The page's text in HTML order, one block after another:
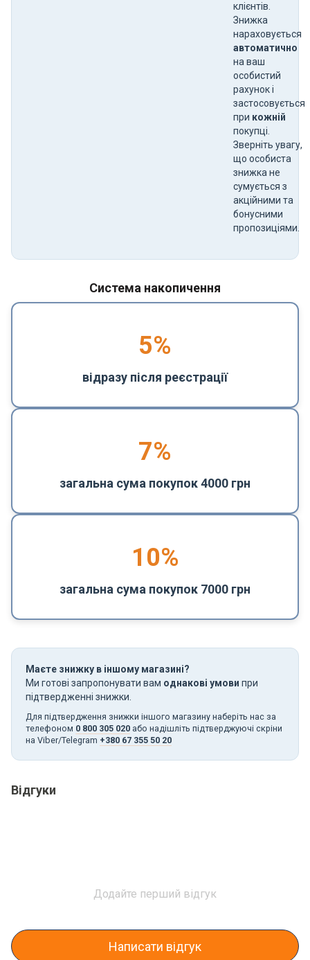
клієнтів.
Знижка
нараховується
автоматично
на ваш
особистий
рахунок і
застосовується
при кожній
покупці.
Зверніть увагу,
що особиста
знижка не
сумується з
акційними та
бонусними
пропозиціями.
Система накопичення
5%
відразу після реєстрації
7%
загальна сума покупок 4000 грн
10%
загальна сума покупок 7000 грн
Маєте знижку в іншому магазині?
Ми готові запропонувати вам однакові умови при
підтвердженні знижки.
Для підтвердження знижки іншого магазину наберіть нас за
телефоном 0 800 305 020 або надішліть підтверджуючі скріни
на Viber/Telegram +380 67 355 50 20
Відгуки
Додайте перший відгук
Написати відгук